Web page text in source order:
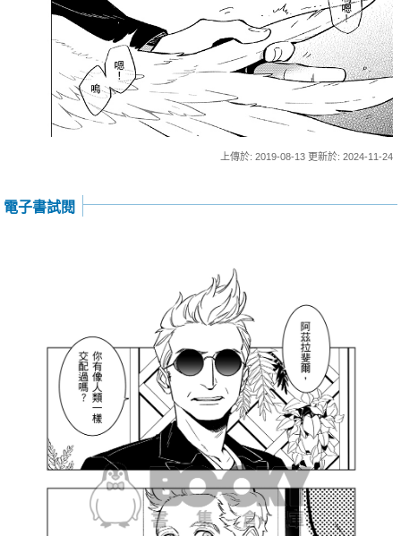
上傳於: 2019-08-13 更新於: 2024-11-24
電子書試閱